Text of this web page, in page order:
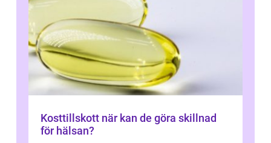
Kosttillskott när kan de göra skillnad
för hälsan?